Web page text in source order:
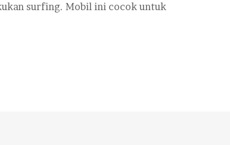
surfing. Mobil ini cocok untuk